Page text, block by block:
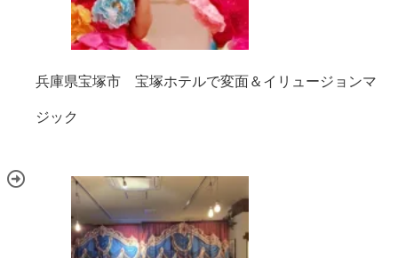
兵庫県宝塚市 宝塚ホテルで変面＆イリュージョンマ
ジック